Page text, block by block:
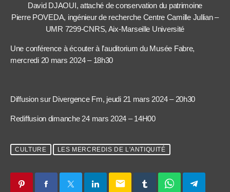
David DJAOUI, attaché de conservation du patrimoine
Pierre POVEDA, ingénieur de recherche Centre Camille Jullian –
UMR 7299-CNRS, Aix-Marseille Université
Une conférence à écouter à l’auditorium du Musée Fabre,
mercredi 20 mars 2024 – 18h30
Diffusion sur Divergence Fm, jeudi 21 mars 2024 – 20h30
Rediffusion dimanche 24 mars 2024 – 14H00
CULTURE LES MERCREDIS DE L'ANTIQUITÉ
email